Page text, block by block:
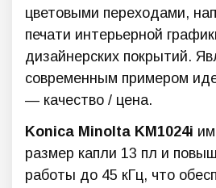
цветовыми переходами,
печати интерьерной
дизайнерских покрытий.
современным примером
— качество / цена.
Konica Minolta KM1024i
размер капли 13 пл и
работы до 45 кГц, что